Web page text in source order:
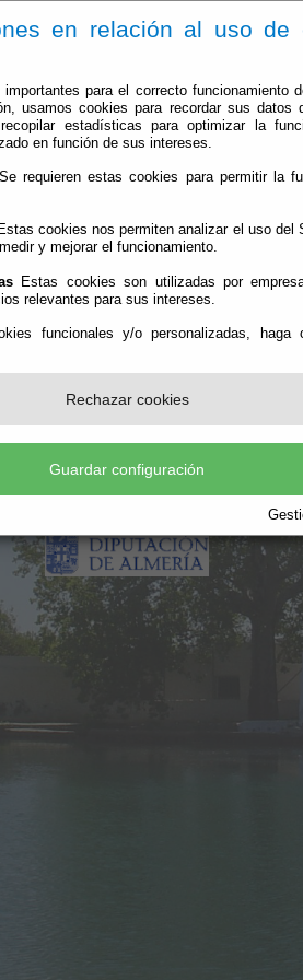
en relación al uso de
importantes para el correcto funcionamiento
usamos cookies para recordar sus datos
estadísticas para optimizar la
en función de sus intereses.
Se requieren estas cookies para permitir la
Estas cookies nos permiten analizar el uso del
y mejorar el funcionamiento.
Estas cookies son utilizadas por
relevantes para sus intereses.
funcionales y/o personalizadas,
Rechazar cookies
Guardar configuración
de la Constitución, 3 - 04569 Bentarique